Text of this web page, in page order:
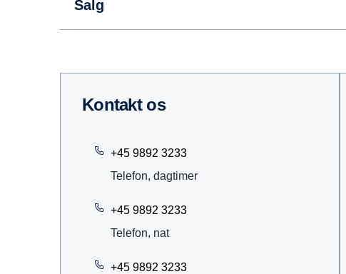
Salg
kontakt os
+45 9892 3233
Telefon, dagtimer
+45 9892 3233
Telefon, nat
+45 9892 3233